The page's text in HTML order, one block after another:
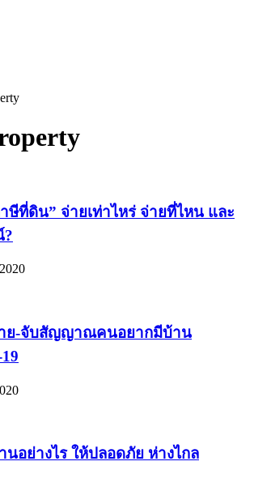
ษีที่ดิน” จ่ายเท่าไหร่ จ่ายที่ไหน และ
?
าย-จับสัญญาณคนอยากมีบ้าน
นอย่างไร ให้ปลอดภัย ห่างไกล